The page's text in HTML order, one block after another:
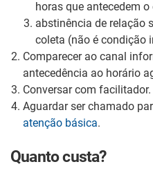
horas que antecedem o
abstinência de relação
coleta (não é condição
Comparecer ao canal
antecedência ao horário
Conversar com facilitador.
Aguardar ser chamado
atenção básica.
Quanto custa?